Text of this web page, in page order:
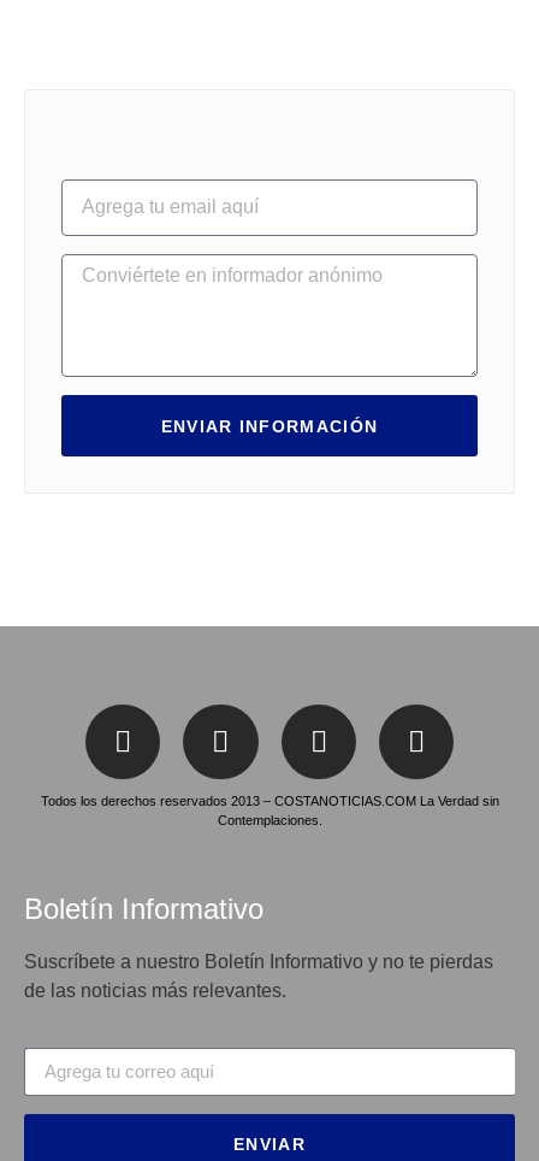
ENVIAR INFORMACIÓN
Todos los derechos reservados 2013 – COSTANOTICIAS.COM La Verdad sin
Contemplaciones.
Boletín Informativo
Suscríbete a nuestro Boletín Informativo y no te pierdas
de las noticias más relevantes.
ENVIAR